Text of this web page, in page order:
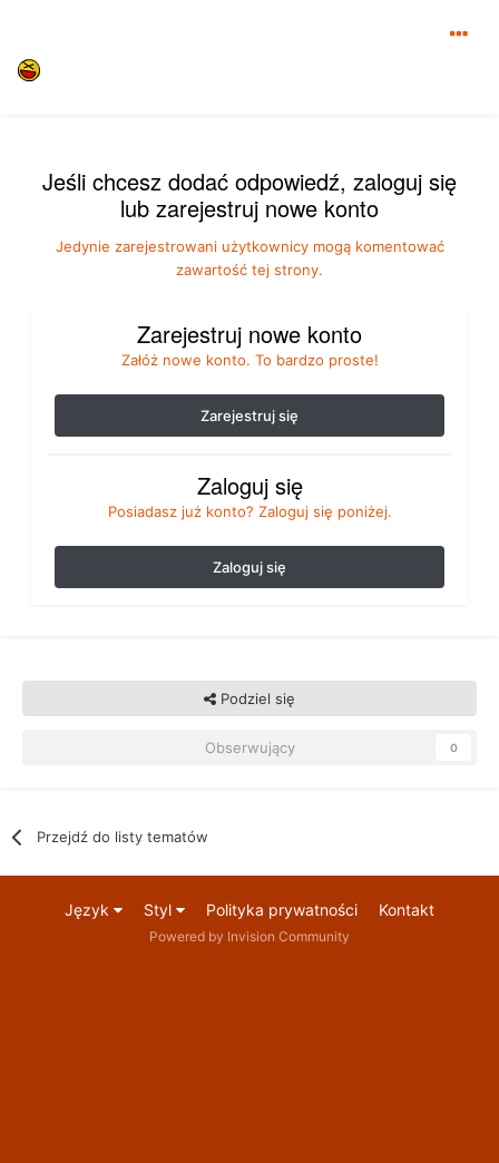
Jeśli chcesz dodać odpowiedź, zaloguj się
lub zarejestruj nowe konto
Jedynie zarejestrowani użytkownicy mogą komentować
zawartość tej strony.
Zarejestruj nowe konto
Załóż nowe konto. To bardzo proste!
Zarejestruj się
Zaloguj się
Posiadasz już konto? Zaloguj się poniżej.
Zaloguj się
Podziel się
Obserwujący 0
Przejdź do listy tematów
Język Styl Polityka prywatności Kontakt
Powered by Invision Community